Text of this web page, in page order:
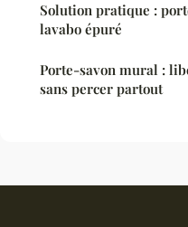
Solution pratique :
lavabo épuré
Porte-savon mural :
sans percer partout